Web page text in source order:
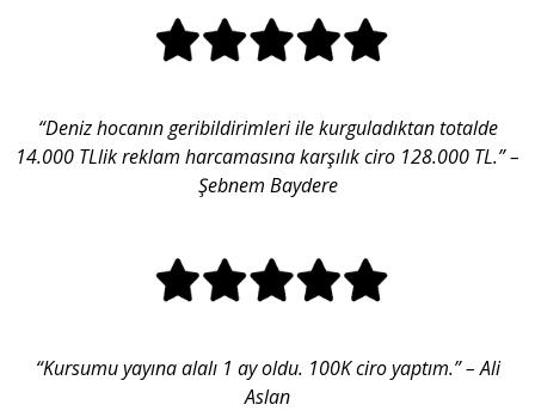
“Deniz hocanın geribildirimleri ile kurguladıktan totalde
14.000 TLlik reklam harcamasına karşılık ciro 128.000 TL.”–
Şebnem Baydere
“Kursumu yayına alalı 1 ay oldu. 100K ciro yaptım.”– Ali
Aslan